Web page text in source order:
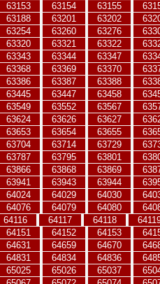
63153 63154 63155
63188 63201 63202
63254 63260 63276
63320 63321 63322
63343 63344 63347
63368 63369 63370
63386 63387 63388
63445 63447 63458
63549 63552 63567
63624 63626 63627
63653 63654 63655
63704 63714 63729
63787 63795 63801
63866 63868 63869
63941 63943 63944
64024 64029 64030
64076 64079 64080
64116 64117 64118
64151 64152 64153
64631 64659 64670
64831 64834 64836
65025 65026 65037